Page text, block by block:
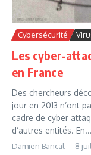
Cybersécurité
Les cyber-
en France
Des chercheurs
jour en 2013 n’ont
cadre de cyber
d’autres entités. En...
Damien Bancal 8